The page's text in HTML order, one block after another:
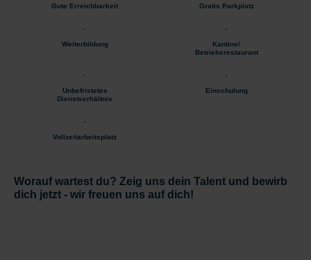
Gute Erreichbarkeit Gratis Parkplatz
Weiterbildung
Kantine/
Betriebsrestaurant
Unbefristetes
Dienstverhältnis
Einschulung
Vollzeitarbeitsplatz
Worauf wartest du? Zeig uns dein Talent und bewirb
dich jetzt - wir freuen uns auf dich!